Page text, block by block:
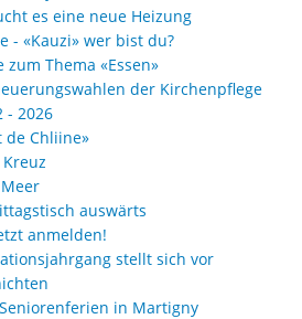
es eine neue Heizung
- «Kauzi» wer bist du?
Thema «Essen»
der Kirchenpflege
- 2026
de Chliine»
auswärts
anmelden!
stellt sich vor
in Martigny